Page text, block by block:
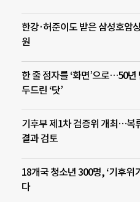
한강·허준이도 받은 삼성호암
원
한 줄 점자를 ‘화면’으로…50
두드린 ‘닷’
기후부 제1차 검증위 개최…복
결과 검토
18개국 청소년 300명, ‘기후위
다